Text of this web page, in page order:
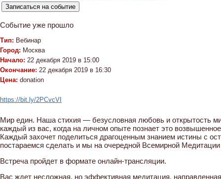
Событие уже прошло
Тип: Вебинар
Город: Москва
Начало: 22 декабря 2019 в 15:00
Окончание: 22 декабря 2019 в 16:30
Цена: donation
https://bit.ly/2PCvcVI
Мир един. Наша стихия — безусловная любовь и открытость
каждый из вас, когда на личном опыте познает это
Каждый захочет поделиться драгоценным знанием истины с
постараемся сделать и мы на очередной Всемирной
Встреча пройдет в формате онлайн-трансляции.
Вас ждет несложная, но эффективная медитация,